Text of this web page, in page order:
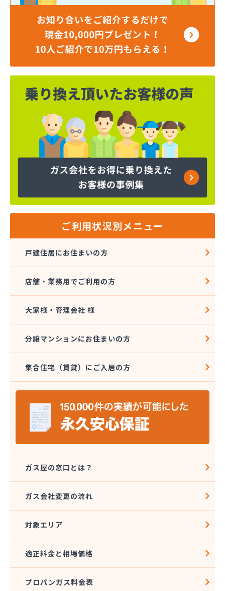
ご利用状況別メニュー
戸建住居にお住まいの方
店舗・業務用でご利用の方
大家様・管理会社 様
分譲マンションにお住まいの方
集合住宅（賃貸）にご入居の方
ガス屋の窓口とは？
ガス会社変更の流れ
対象エリア
適正料金と相場価格
プロパンガス料金表